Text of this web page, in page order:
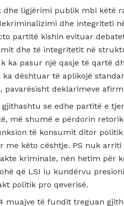
dhe ligjërimi publik mbi këtë
dhe integriteti
partitë kishin evituar
dhe të integritetit në
ka pasur një qasje të qartë
ka dështuar të aplikojë
pavarësisht deklarimeve
gjithashtu se edhe partitë e
më shumë e përdorin
të konsumit ditor
me këto cështje. PS nuk
kriminale, nën hetim për
që LSI iu kundërvu
politik pro qeverisë.
muajve të fundit treguan